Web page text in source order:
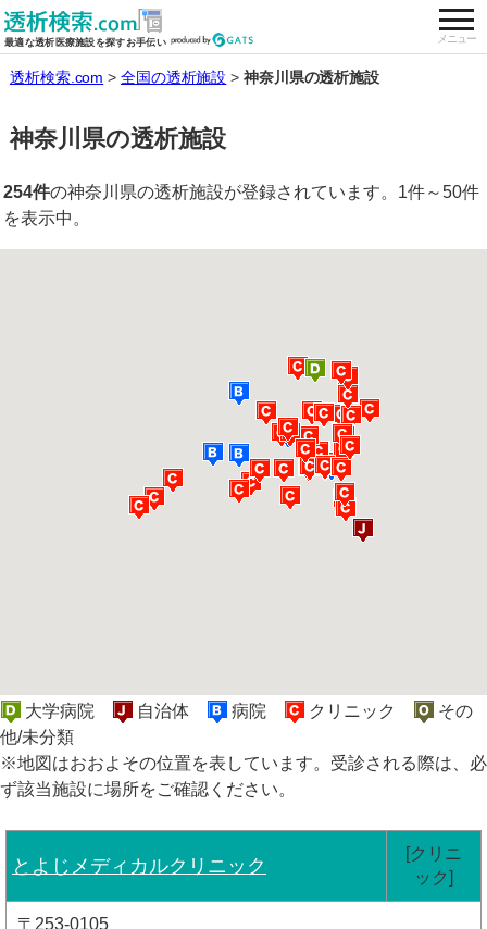
最適な透析医療施設を探すお手伝い メニュー
全国の透析施設を検索する
透析検索.com 全国の透析施設 神奈川県の透析施設
神奈川県の透析施設
254件の神奈川県の透析施設が登録されています。1件～50件
を表示中。
大学病院 自治体 病院 クリニック
その
他/未分類
※地図はおおよその位置を表しています。受診される際は、必
ず該当施設に場所をご確認ください。
とよじメディカルクリニック
[クリニ
ック]
〒253-0105